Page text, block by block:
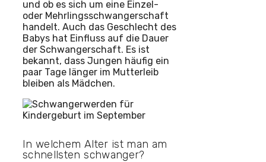
und ob es sich um eine Einzel-
oder Mehrlingsschwangerschaft
handelt. Auch das Geschlecht des
Babys hat Einfluss auf die Dauer
der Schwangerschaft. Es ist
bekannt, dass Jungen häufig ein
paar Tage länger im Mutterleib
bleiben als Mädchen.
In welchem Alter ist man am
schnellsten schwanger?